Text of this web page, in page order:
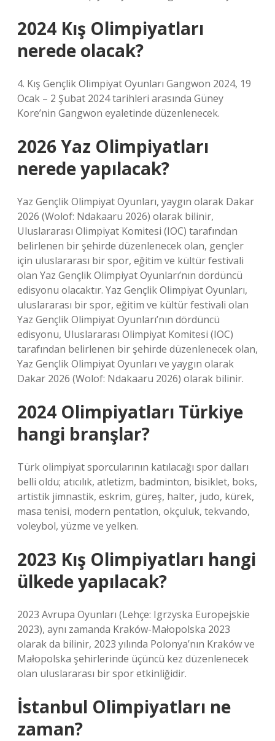
2024 Kış Olimpiyatları
nerede olacak?
4. Kış Gençlik Olimpiyat Oyunları Gangwon 2024, 19
Ocak – 2 Şubat 2024 tarihleri ​​arasında Güney
Kore’nin Gangwon eyaletinde düzenlenecek.
2026 Yaz Olimpiyatları
nerede yapılacak?
Yaz Gençlik Olimpiyat Oyunları, yaygın olarak Dakar
2026 (Wolof: Ndakaaru 2026) olarak bilinir,
Uluslararası Olimpiyat Komitesi (IOC) tarafından
belirlenen bir şehirde düzenlenecek olan, gençler
için uluslararası bir spor, eğitim ve kültür festivali
olan Yaz Gençlik Olimpiyat Oyunları’nın dördüncü
edisyonu olacaktır. Yaz Gençlik Olimpiyat Oyunları,
uluslararası bir spor, eğitim ve kültür festivali olan
Yaz Gençlik Olimpiyat Oyunları’nın dördüncü
edisyonu, Uluslararası Olimpiyat Komitesi (IOC)
tarafından belirlenen bir şehirde düzenlenecek olan,
Yaz Gençlik Olimpiyat Oyunları ve yaygın olarak
Dakar 2026 (Wolof: Ndakaaru 2026) olarak bilinir.
2024 Olimpiyatları Türkiye
hangi branşlar?
Türk olimpiyat sporcularının katılacağı spor dalları
belli oldu; atıcılık, atletizm, badminton, bisiklet, boks,
artistik jimnastik, eskrim, güreş, halter, judo, kürek,
masa tenisi, modern pentatlon, okçuluk, tekvando,
voleybol, yüzme ve yelken.
2023 Kış Olimpiyatları hangi
ülkede yapılacak?
2023 Avrupa Oyunları (Lehçe: Igrzyska Europejskie
2023), aynı zamanda Kraków-Małopolska 2023
olarak da bilinir, 2023 yılında Polonya’nın Kraków ve
Małopolska şehirlerinde üçüncü kez düzenlenecek
olan uluslararası bir spor etkinliğidir.
İstanbul Olimpiyatları ne
zaman?